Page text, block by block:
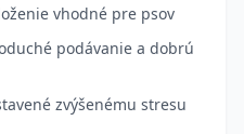
vhodné pre psov
podávanie a dobrú
zvýšenému stresu